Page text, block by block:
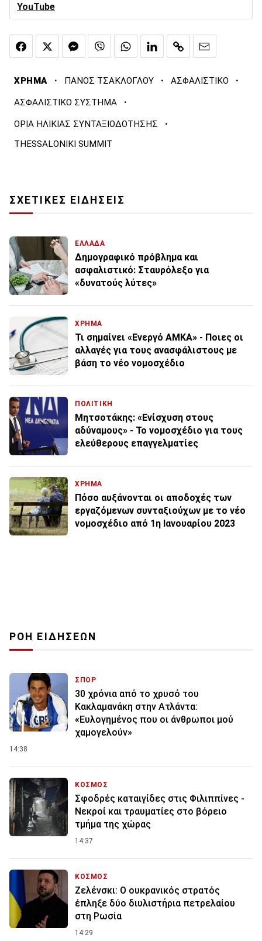
YouTube
ΧΡΗΜΑ · ΠΑΝΟΣ ΤΣΑΚΛΟΓΛΟΥ · ΑΣΦΑΛΙΣΤΙΚΟ ·
ΑΣΦΑΛΙΣΤΙΚΟ ΣΥΣΤΗΜΑ ·
ΟΡΙΑ ΗΛΙΚΙΑΣ ΣΥΝΤΑΞΙΟΔΟΤΗΣΗΣ ·
THESSALONIKI SUMMIT
ΣΧΕΤΙΚΕΣ ΕΙΔΗΣΕΙΣ
ΕΛΛΑΔΑ
Δημογραφικό πρόβλημα και
ασφαλιστικό: Σταυρόλεξο για
«δυνατούς λύτες»
ΧΡΗΜΑ
Τι σημαίνει «Ενεργό ΑΜΚΑ» - Ποιες οι
αλλαγές για τους ανασφάλιστους με
βάση το νέο νομοσχέδιο
ΠΟΛΙΤΙΚΗ
Μητσοτάκης: «Ενίσχυση στους
αδύναμους» - Το νομοσχέδιο για τους
ελεύθερους επαγγελματίες
ΧΡΗΜΑ
Πόσο αυξάνονται οι αποδοχές των
εργαζόμενων συνταξιούχων με το νέο
νομοσχέδιο από 1η Ιανουαρίου 2023
ΡΟΗ ΕΙΔΗΣΕΩΝ
ΣΠΟΡ
30 χρόνια από το χρυσό του
Κακλαμανάκη στην Ατλάντα:
«Ευλογημένος που οι άνθρωποι μού
χαμογελούν»
14:38
ΚΟΣΜΟΣ
Σφοδρές καταιγίδες στις Φιλιππίνες -
Νεκροί και τραυματίες στο βόρειο
τμήμα της χώρας
14:37
ΚΟΣΜΟΣ
Ζελένσκι: O ουκρανικός στρατός
έπληξε δύο διυλιστήρια πετρελαίου
στη Ρωσία
14:29